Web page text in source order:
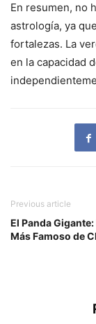
En resumen, no
astrología, ya
fortalezas. La
en la capacidad
Previous article
El Panda
Más Famoso de